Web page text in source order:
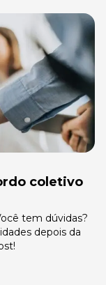
coletivo
tem dúvidas?
depois da